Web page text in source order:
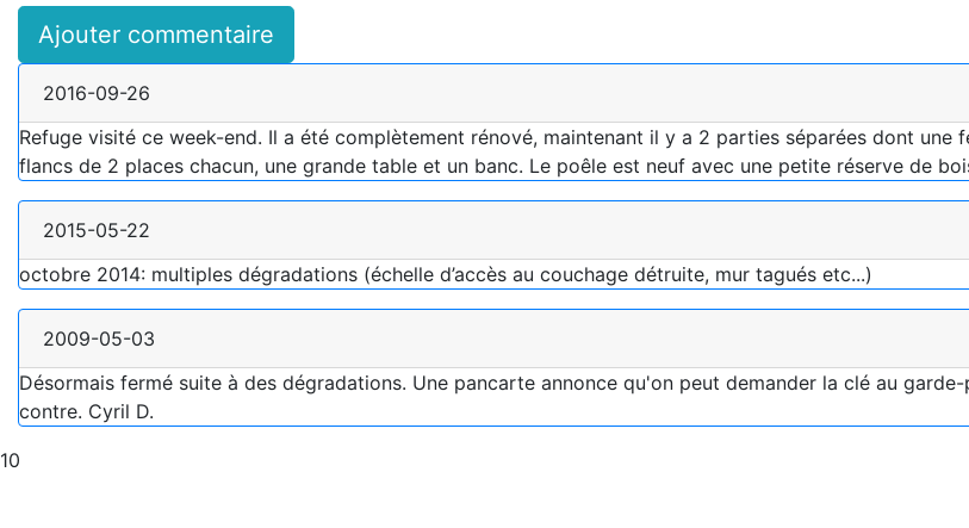
Ajouter commentaire
2016-09-26
Refuge visité ce week-end. Il a été complètement rénové, maintenant il y a 2 parties séparées dont
flancs de 2 places chacun, une grande table et un banc. Le poêle est neuf avec une petite réserve de
2015-05-22
octobre 2014: multiples dégradations (échelle d’accès au couchage détruite, mur tagués etc...)
2009-05-03
Désormais fermé suite à des dégradations. Une pancarte annonce qu'on peut demander la clé au
contre. Cyril D.
10